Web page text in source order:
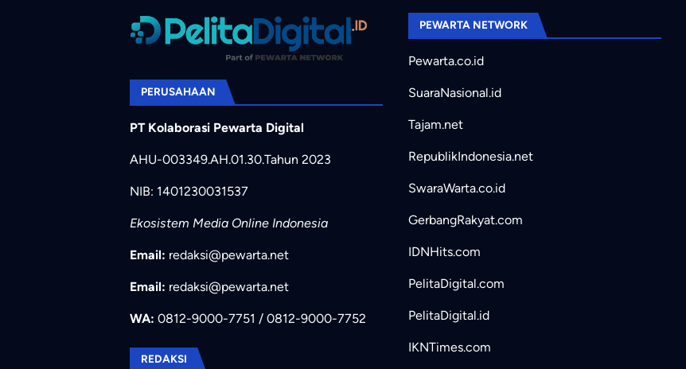
PERUSAHAAN
PT Kolaborasi Pewarta Digital
AHU-003349.AH.01.30.Tahun 2023
NIB: 1401230031537
Ekosistem Media Online Indonesia
Email: redaksi@pewarta.net
Email: redaksi@pewarta.net
WA: 0812-9000-7751 / 0812-9000-7752
REDAKSI
PEWARTA NETWORK
Pewarta.co.id
SuaraNasional.id
Tajam.net
RepublikIndonesia.net
SwaraWarta.co.id
GerbangRakyat.com
IDNHits.com
PelitaDigital.com
PelitaDigital.id
IKNTimes.com